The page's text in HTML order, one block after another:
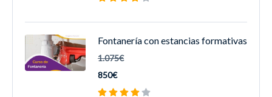
Fontanería con estancias formativas
1.075€
850€